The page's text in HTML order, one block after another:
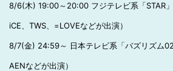
8/6(木) 19:00～20:00 フジテレビ系「STAR
iCE、TWS、=LOVEなどが出演）
8/7(金) 24:59～ 日本テレビ系「バズリズム02
AENなどが出演）